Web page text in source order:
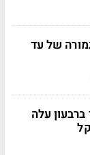
של עד
עלה